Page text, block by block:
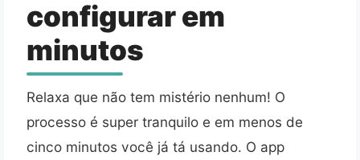
configurar em
minutos
Relaxa que não tem mistério nenhum! O
processo é super tranquilo e em menos de
cinco minutos você já tá usando. O app